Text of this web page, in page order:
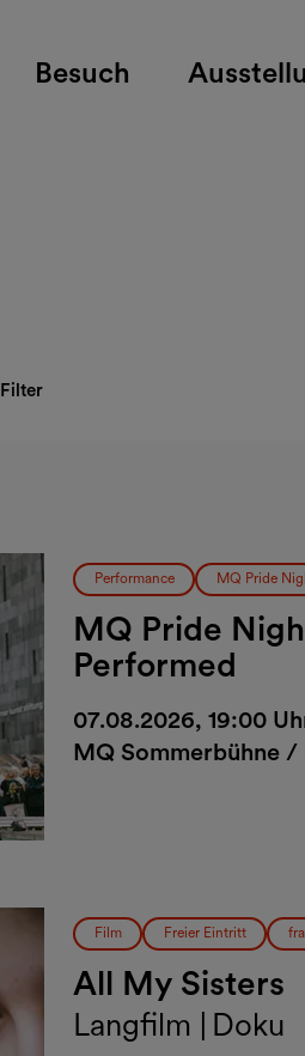
Besuch
Filter
Performance MQ Pride
MQ Pride
Performed
07.08.2026, 19:00
MQ Sommerbühne
Film Freier Eintritt
All My Sisters
Langfilm | Doku